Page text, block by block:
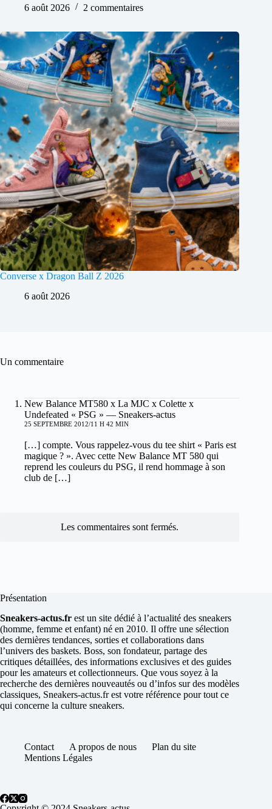
6 août 2026
2 commentaires
Converse x Dragon Ball Z 2026
6 août 2026
Un commentaire
New Balance MT580 x La MJC x Colette x
Undefeated « PSG » — Sneakers-actus
25 SEPTEMBRE 2012/11 H 42 MIN
[…] compte. Vous rappelez-vous du tee shirt « Paris est
magique ? ». Avec cette New Balance MT 580 qui
reprend les couleurs du PSG, il rend hommage à son
club de […]
Les commentaires sont fermés.
Présentation
Sneakers-actus.fr est un site dédié à l’actualité des sneakers
(homme, femme et enfant) né en 2010. Il offre une sélection
des dernières tendances, sorties et collaborations dans
l’univers des baskets. Boss, son fondateur, partage des
critiques détaillées, des informations exclusives et des guides
pour les amateurs et collectionneurs. Que vous soyez à la
recherche des dernières nouveautés ou d’infos sur des modèles
classiques, Sneakers-actus.fr est votre référence pour tout ce
qui concerne la culture sneakers.
Contact A propos de nous
Plan du site
Mentions Légales